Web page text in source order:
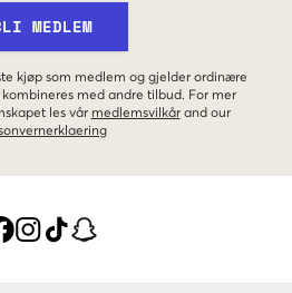
MEDLEM
kjøp som medlem og gjelder ordinære
med andre tilbud. For mer
les vår medlemsvilkår and our